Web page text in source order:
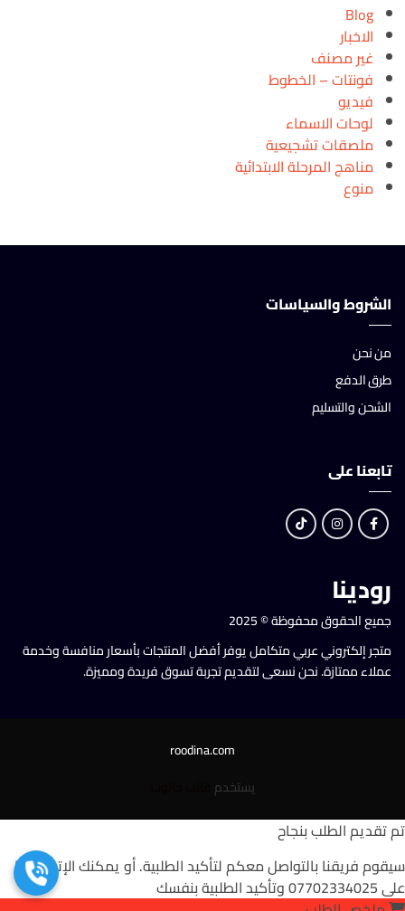
Blog
الاخبار
غير مصنف
فونتات – الخطوط
فيديو
لوحات الاسماء
ملصقات تشجيعية
مناهج المرحلة الابتدائية
منوع
الشروط والسياسات
من نحن
طرق الدفع
الشحن والتسليم
تابعنا على
رودينا
جميع الحقوق محفوظة © 2025
متجر إلكتروني عربي متكامل يوفر أفضل المنتجات بأسعار منافسة وخدمة
عملاء ممتازة. نحن نسعى لتقديم تجربة تسوق فريدة ومميزة.
roodina.com
يستخدم
تم تقديم الطلب بنجاح
سيقوم فريقنا بالتواصل معكم لتأكيد الطلبية. أو يمكنك الإتصال بنا
على 07702334025 وتأكيد الطلبية بنفسك